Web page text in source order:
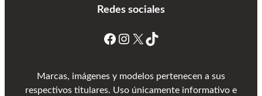
Redes sociales
Marcas, imágenes y modelos pertenecen a sus
respectivos titulares. Uso únicamente informativo e